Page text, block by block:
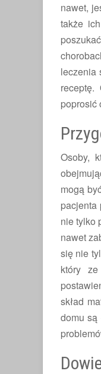
nawet,
także
leczenia
poprosić
Osoby,
mogą
pacjenta
nie tylko
nawet
się nie
który
skład
domu są
KOSMETYCZNY
BYĆ DOBRY
BRODACZY?